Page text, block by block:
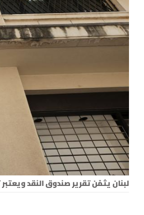
لبنان يثمّن تقرير صندوق النقد